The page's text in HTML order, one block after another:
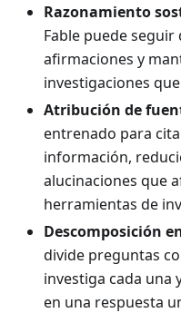
Razonamiento
Fable puede
afirmaciones y
investigaciones
Atribución de
entrenado para
información,
alucinaciones que
herramientas de
Descomposición
divide preguntas
investiga cada una
en una respuesta